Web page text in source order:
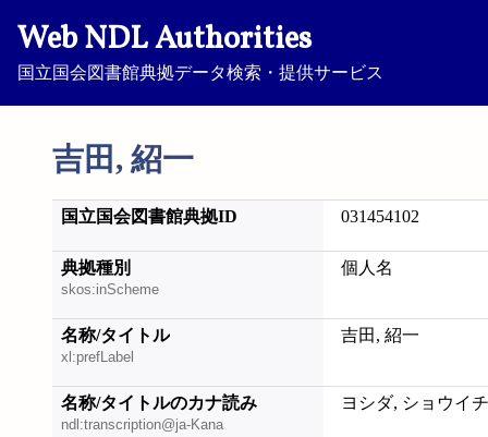
Web NDL Authorities
国立国会図書館典拠データ検索・提供サービス
吉田, 紹一
国立国会図書館典拠ID 031454102
典拠種別
skos:inScheme
個人名
名称/タイトル
xl:prefLabel
吉田, 紹一
名称/タイトルのカナ読み
ndl:transcription@ja-Kana
ヨシダ, ショウイチ